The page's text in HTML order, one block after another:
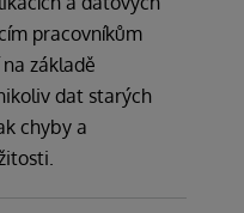
pracovníkům
základě
dat starých
chyby a